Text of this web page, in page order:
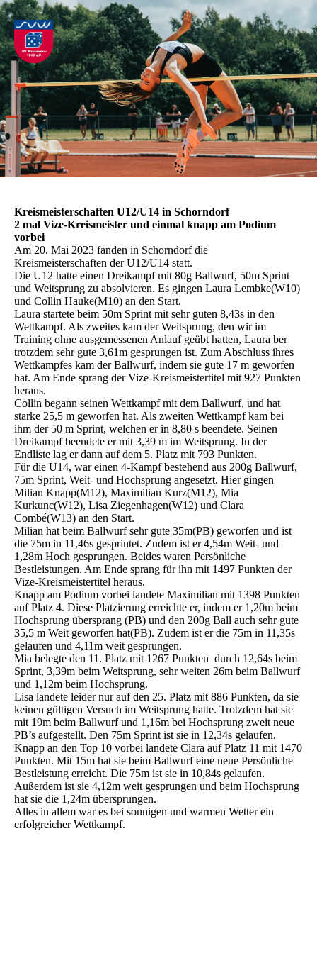
Kreismeisterschaften U12/U14 in Schorndorf
2 mal Vize-Kreismeister und einmal knapp am Podium
vorbei
Am 20. Mai 2023 fanden in Schorndorf die
Kreismeisterschaften der U12/U14 statt.
Die U12 hatte einen Dreikampf mit 80g Ballwurf, 50m Sprint
und Weitsprung zu absolvieren. Es gingen Laura Lembke(W10)
und Collin Hauke(M10) an den Start.
Laura startete beim 50m Sprint mit sehr guten 8,43s in den
Wettkampf. Als zweites kam der Weitsprung, den wir im
Training ohne ausgemessenen Anlauf geübt hatten, Laura ber
trotzdem sehr gute 3,61m gesprungen ist. Zum Abschluss ihres
Wettkampfes kam der Ballwurf, indem sie gute 17 m geworfen
hat. Am Ende sprang der Vize-Kreismeistertitel mit 927 Punkten
heraus.
Collin begann seinen Wettkampf mit dem Ballwurf, und hat
starke 25,5 m geworfen hat. Als zweiten Wettkampf kam bei
ihm der 50 m Sprint, welchen er in 8,80 s beendete. Seinen
Dreikampf beendete er mit 3,39 m im Weitsprung. In der
Endliste lag er dann auf dem 5. Platz mit 793 Punkten.
Für die U14, war einen 4-Kampf bestehend aus 200g Ballwurf,
75m Sprint, Weit- und Hochsprung angesetzt. Hier gingen
Milian Knapp(M12), Maximilian Kurz(M12), Mia
Kurkunc(W12), Lisa Ziegenhagen(W12) und Clara
Combé(W13) an den Start.
Milian hat beim Ballwurf sehr gute 35m(PB) geworfen und ist
die 75m in 11,46s gesprintet. Zudem ist er 4,54m Weit- und
1,28m Hoch gesprungen. Beides waren Persönliche
Bestleistungen. Am Ende sprang für ihn mit 1497 Punkten der
Vize-Kreismeistertitel heraus.
Knapp am Podium vorbei landete Maximilian mit 1398 Punkten
auf Platz 4. Diese Platzierung erreichte er, indem er 1,20m beim
Hochsprung übersprang (PB) und den 200g Ball auch sehr gute
35,5 m Weit geworfen hat(PB). Zudem ist er die 75m in 11,35s
gelaufen und 4,11m weit gesprungen.
Mia belegte den 11. Platz mit 1267 Punkten durch 12,64s beim
Sprint, 3,39m beim Weitsprung, sehr weiten 26m beim Ballwurf
und 1,12m beim Hochsprung.
Lisa landete leider nur auf den 25. Platz mit 886 Punkten, da sie
keinen gültigen Versuch im Weitsprung hatte. Trotzdem hat sie
mit 19m beim Ballwurf und 1,16m bei Hochsprung zweit neue
PB’s aufgestellt. Den 75m Sprint ist sie in 12,34s gelaufen.
Knapp an den Top 10 vorbei landete Clara auf Platz 11 mit 1470
Punkten. Mit 15m hat sie beim Ballwurf eine neue Persönliche
Bestleistung erreicht. Die 75m ist sie in 10,84s gelaufen.
Außerdem ist sie 4,12m weit gesprungen und beim Hochsprung
hat sie die 1,24m übersprungen.
Alles in allem war es bei sonnigen und warmen Wetter ein
erfolgreicher Wettkampf.